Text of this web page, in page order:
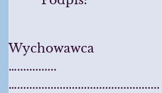
…...............................................